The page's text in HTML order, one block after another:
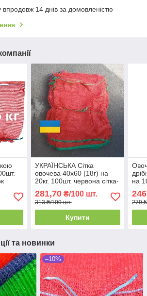
14 днів за домовленістю
УКРАЇНСЬКА Сітка
овочева 40х60 (18г) на
20кг. 100шт. червона сітка-
281,70₴/100 шт.
313 ₴/100 шт.
Купити
на
246
та новинки
–10%